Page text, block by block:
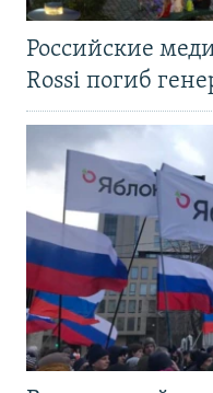
Российские
Rossi погиб